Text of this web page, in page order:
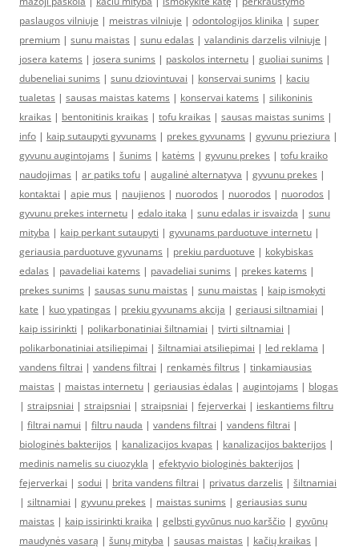
paslaugos vilniuje | meistras vilniuje | odontologijos klinika | super
premium | sunu maistas | sunu edalas | valandinis darzelis vilniuje |
josera katems | josera sunims | paskolos internetu | guoliai sunims |
dubeneliai sunims | sunu dziovintuvai | konservai sunims | kaciu
tualetas | sausas maistas katems | konservai katems | silikoninis
kraikas | bentonitinis kraikas | tofu kraikas | sausas maistas sunims |
info | kaip sutaupyti gyvunams | prekes gyvunams | gyvunu prieziura |
gyvunu augintojams | šunims | katėms | gyvunu prekes | tofu kraiko
naudojimas | ar patiks tofu | augalinė alternatyva | gyvunu prekes |
kontaktai | apie mus | naujienos | nuorodos | nuorodos | nuorodos |
gyvunu prekes internetu | edalo itaka | sunu edalas ir isvaizda | sunu
mityba | kaip perkant sutaupyti | gyvunams parduotuve internetu |
geriausia parduotuve gyvunams | prekiu parduotuve | kokybiskas
edalas | pavadeliai katems | pavadeliai sunims | prekes katems |
prekes sunims | sausas sunu maistas | sunu maistas | kaip ismokyti
kate | kuo ypatingas | prekiu gyvunams akcija | geriausi siltnamiai |
kaip issirinkti | polikarbonatiniai šiltnamiai | tvirti siltnamiai |
polikarbonatiniai atsiliepimai | šiltnamiai atsiliepimai | led reklama |
vandens filtrai | vandens filtrai | renkamės filtrus | tinkamiausias
maistas | maistas internetu | geriausias ėdalas | augintojams | blogas
| straipsniai | straipsniai | straipsniai | fejerverkai | ieskantiems filtru
| filtrai namui | filtru nauda | vandens filtrai | vandens filtrai |
biologinės bakterijos | kanalizacijos kvapas | kanalizacijos bakterijos |
medinis namelis su ciuozykla | efektyvio biologinės bakterijos |
fejerverkai | sodui | brita vandens filtrai | privatus darzelis | šiltnamiai
| siltnamiai | gyvunu prekes | maistas sunims | geriausias sunu
maistas | kaip issirinkti kraika | gelbsti gyvūnus nuo karščio | gyvūnų
maudynės vasarą | šunų mityba | sausas maistas | kačių kraikas |